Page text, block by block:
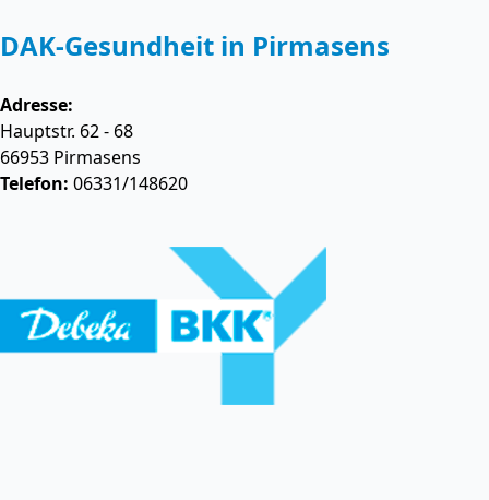
DAK-Gesundheit in Pirmasens
Adresse:
Hauptstr. 62 - 68
66953 Pirmasens
Telefon: 06331/148620